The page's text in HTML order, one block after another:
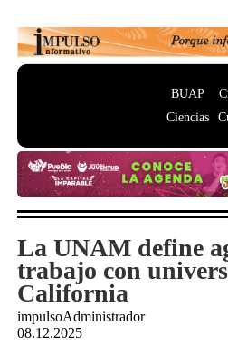
BUAP
Ciencias
La UNAM define
trabajo con
California
impulsoAdministrador
08.12.2025